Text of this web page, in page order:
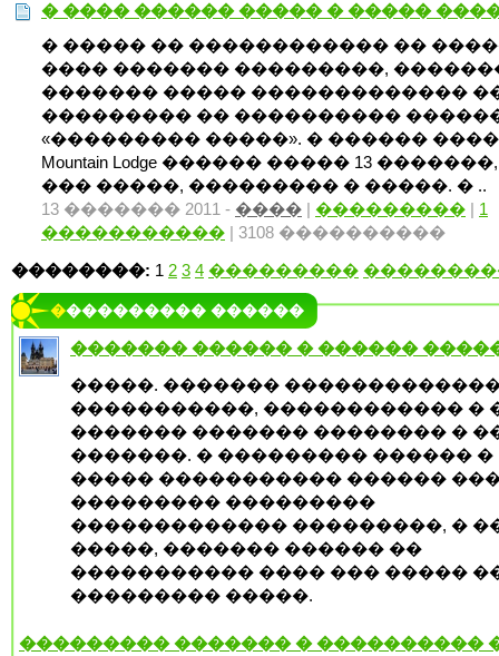
� ���� ������ ����� � �����
� ����� �� ������������ ��
���� ������� ���������,
������� ����� �������������
��������� �� ����������
«��������� �����». � ������ �����
Mountain Lodge ������ ����� 13
��� �����, ��������� � �����. � ..
13 ������� 2011 - ���� | ��������� | 1
����������� | 3108 ����������
��������: 1 2 3 4 ���������
���������� ������
������� ������ � ������
�����. �������
�����������, ������������ �
������� ������� �������� �
�������. � ��������� ������ �
����� ����������� ������
��������� ���������
������������� ���������, �
�����, ������� ������ ��
����������� ���� ��� �����
��������� �����.
��������� ������� � ����������